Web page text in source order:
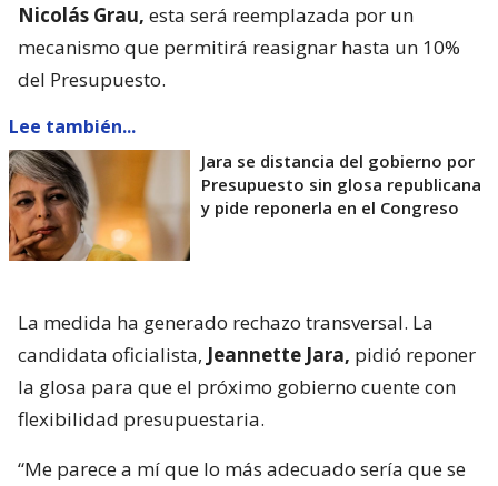
Nicolás Grau, esta será reemplazada por un
mecanismo que permitirá reasignar hasta un 10%
del Presupuesto.
Lee también...
Jara se distancia del gobierno por
Presupuesto sin glosa republicana
y pide reponerla en el Congreso
La medida ha generado rechazo transversal. La
candidata oficialista, Jeannette Jara, pidió reponer
la glosa para que el próximo gobierno cuente con
flexibilidad presupuestaria.
“Me parece a mí que lo más adecuado sería que se